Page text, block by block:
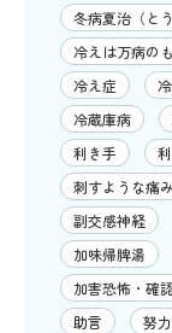
冬病夏治（と
冷えは万病の
冷え症
冷蔵庫病
利き手
刺すような痛み
副交感神経
加味帰脾湯
加害恐怖・確
助言
努力